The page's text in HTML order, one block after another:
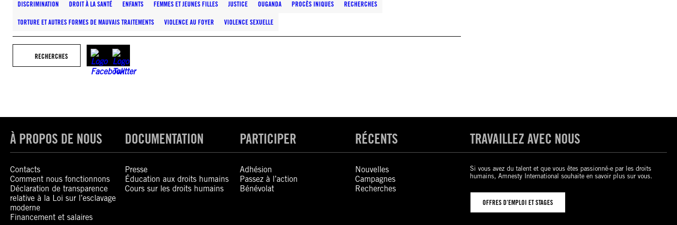
DISCRIMINATION DROIT À LA SANTÉ ENFANTS FEMMES ET JEUNES FILLES JUSTICE OUGANDA PROCÈS INIQUES RECHERCHES
TORTURE ET AUTRES FORMES DE MAUVAIS TRAITEMENTS VIOLENCE AU FOYER VIOLENCE SEXUELLE
RECHERCHES
À PROPOS DE NOUS
Contacts
Comment nous fonctionnons
Déclaration de transparence
relative à la Loi sur l’esclavage
moderne
Financement et salaires
DOCUMENTATION
Presse
Éducation aux droits humains
Cours sur les droits humains
PARTICIPER
Adhésion
Passez à l’action
Bénévolat
RÉCENTS
Nouvelles
Campagnes
Recherches
TRAVAILLEZ AVEC NOUS
Si vous avez du talent et que vous êtes passionné-e par les droits
humains, Amnesty International souhaite en savoir plus sur vous.
OFFRES D’EMPLOI ET STAGES